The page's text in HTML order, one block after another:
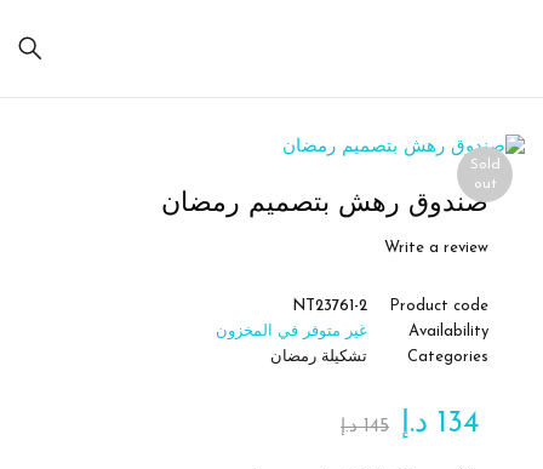
Sold
out
صندوق رهش بتصميم رمضان
Write a review
Product code
NT23761-2
Availability
غير متوفر في المخزون
Categories
تشكيلة رمضان
145 د.إ 134 د.إ